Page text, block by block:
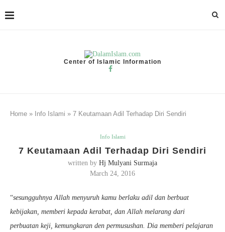
Center of Islamic Information
Home » Info Islami » 7 Keutamaan Adil Terhadap Diri Sendiri
Info Islami
7 Keutamaan Adil Terhadap Diri Sendiri
written by Hj Mulyani Surmaja
March 24, 2016
“sesungguhnya Allah menyuruh kamu berlaku adil dan berbuat
kebijakan, memberi kepada kerabat, dan Allah melarang dari
perbuatan keji, kemungkaran den permusushan. Dia memberi pelajaran